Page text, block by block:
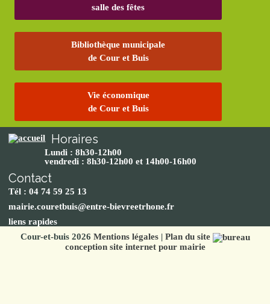
salle des fêtes
Bibliothèque municipale
de Cour et Buis
Vie économique
de Cour et Buis
Horaires
Lundi : 8h30-12h00
vendredi : 8h30-12h00 et 14h00-16h00
Contact
Tél : 04 74 59 25 13
mairie.couretbuis@entre-bievreetrhone.fr
liens rapides
Cour-et-buis 2026 Mentions légales| Plan du site
conception site internet pour mairie